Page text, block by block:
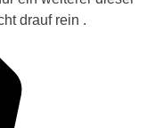
drauf rein .